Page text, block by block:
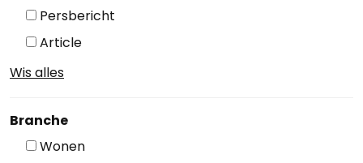
Persbericht
Article
Wis alles
Branche
Wonen